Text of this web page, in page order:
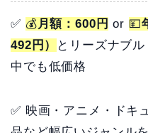
✅ 💰 月額：600円 or 💴
492円）
とリーズナブ
中でも低価格
✅ 映画・アニメ・ドキ